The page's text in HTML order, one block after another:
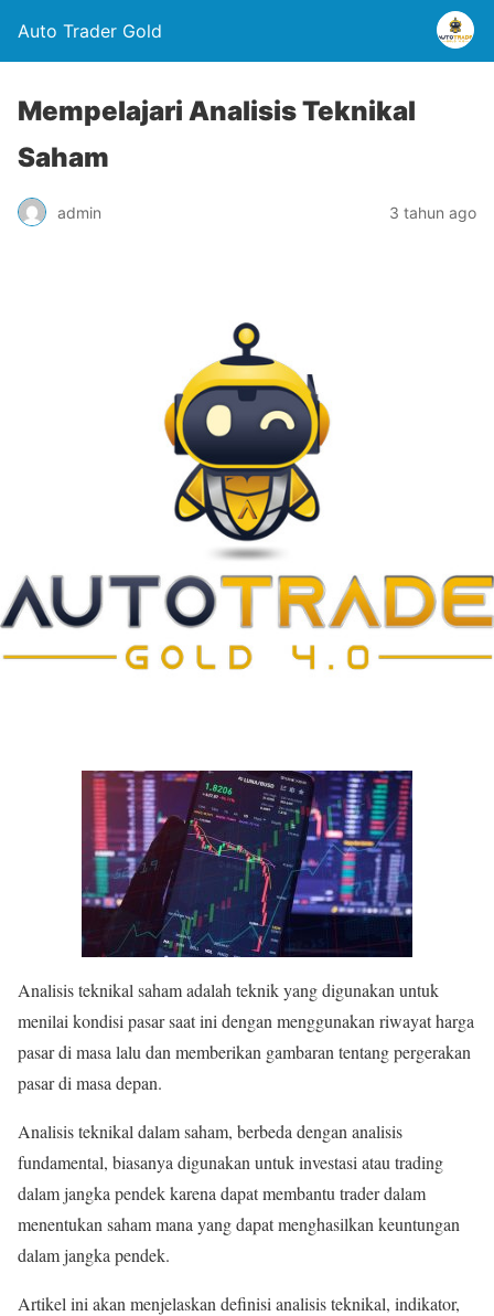
Auto Trader Gold
Mempelajari Analisis Teknikal
Saham
admin 3 tahun ago
Analisis teknikal saham adalah teknik yang digunakan untuk
menilai kondisi pasar saat ini dengan menggunakan riwayat harga
pasar di masa lalu dan memberikan gambaran tentang pergerakan
pasar di masa depan.
Analisis teknikal dalam saham, berbeda dengan analisis
fundamental, biasanya digunakan untuk investasi atau trading
dalam jangka pendek karena dapat membantu trader dalam
menentukan saham mana yang dapat menghasilkan keuntungan
dalam jangka pendek.
Artikel ini akan menjelaskan definisi analisis teknikal, indikator,